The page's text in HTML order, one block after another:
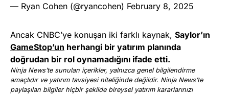
— Ryan Cohen (@ryancohen) February 8, 2025
Ancak CNBC’ye konuşan iki farklı kaynak, Saylor’ın
GameStop’un herhangi bir yatırım planında
doğrudan bir rol oynamadığını ifade etti.
Ninja News’te sunulan içerikler, yalnızca genel bilgilendirme
amaçlıdır ve yatırım tavsiyesi niteliğinde değildir. Ninja News’te
paylaşılan bilgiler hiçbir şekilde bireysel yatırım kararlarınızı